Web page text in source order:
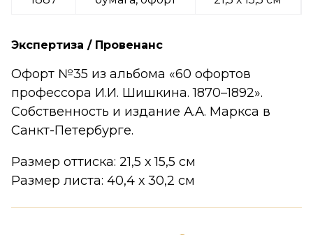
Экспертиза / Провенанс
Офорт №35 из альбома «60 офортов
профессора И.И. Шишкина. 1870–1892».
Собственность и издание А.А. Маркса в
Санкт-Петербурге.
Размер оттиска: 21,5 х 15,5 см
Размер листа: 40,4 х 30,2 см